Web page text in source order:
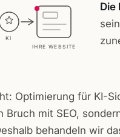
KI
IHRE WEBSITE
Die
Optimierung für KI-
Bruch mit SEO,
behandeln wir